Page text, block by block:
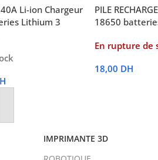
40A Li-ion Chargeur
Lithium 3
Au Panier
PILE
18650
En rupture de
18,00 DH
IMPRIMANTE 3D